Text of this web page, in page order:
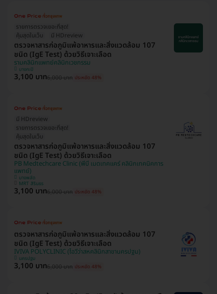
รายการตรวจเยอะที่สุด!
คุ้มสุดในเว็บ
มี HDreview
ตรวจหาสารก่อภูมิแพ้อาหารและสิ่งแวดล้อม 107
ชนิด (IgE Test) ด้วยวิธีเจาะเลือด
รามคลินิกแพทย์คลินิกเวชกรรม
บางกะปิ
3,100 บาท6,000 บาท ประหยัด 48%
มี HDreview
รายการตรวจเยอะที่สุด!
คุ้มสุดในเว็บ
ตรวจหาสารก่อภูมิแพ้อาหารและสิ่งแวดล้อม 107
ชนิด (IgE Test) ด้วยวิธีเจาะเลือด
PB Medtechcare Clinic (พีบี เมดเทคแคร์ คลินิกเทคนิคการ
แพทย์)
บางพลัด
MRT สิรินธร
3,100 บาท6,000 บาท ประหยัด 48%
ตรวจหาสารก่อภูมิแพ้อาหารและสิ่งแวดล้อม 107
ชนิด (IgE Test) ด้วยวิธีเจาะเลือด
IVIVA POLYCLINIC (ไอวีว่าสหคลินิกสาขานครปฐม)
นครปฐม
3,100 บาท6,000 บาท ประหยัด 48%